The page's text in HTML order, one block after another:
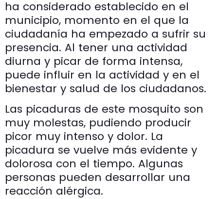
ha considerado establecido en el
municipio, momento en el que la
ciudadanía ha empezado a sufrir su
presencia. Al tener una actividad
diurna y picar de forma intensa,
puede influir en la actividad y en el
bienestar y salud de los ciudadanos.
Las picaduras de este mosquito son
muy molestas, pudiendo producir
picor muy intenso y dolor. La
picadura se vuelve más evidente y
dolorosa con el tiempo. Algunas
personas pueden desarrollar una
reacción alérgica.